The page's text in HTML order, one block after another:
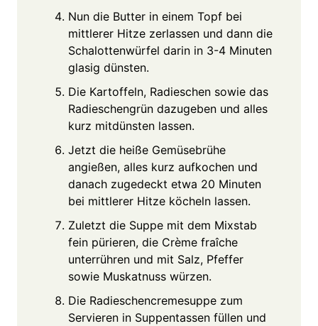
Nun die Butter in einem Topf bei
mittlerer Hitze zerlassen und dann die
Schalottenwürfel darin in 3-4 Minuten
glasig dünsten.
Die Kartoffeln, Radieschen sowie das
Radieschengrün dazugeben und alles
kurz mitdünsten lassen.
Jetzt die heiße Gemüsebrühe
angießen, alles kurz aufkochen und
danach zugedeckt etwa 20 Minuten
bei mittlerer Hitze köcheln lassen.
Zuletzt die Suppe mit dem Mixstab
fein pürieren, die Crème fraîche
unterrühren und mit Salz, Pfeffer
sowie Muskatnuss würzen.
Die Radieschencremesuppe zum
Servieren in Suppentassen füllen und